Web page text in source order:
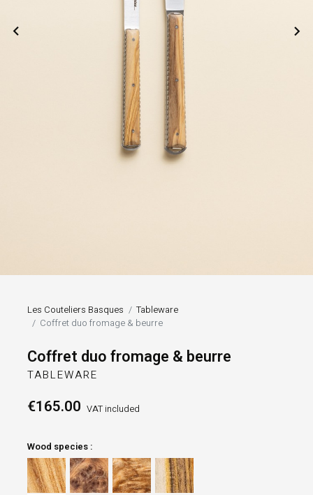
 
Les Couteliers Basques
Tableware
Coffret duo fromage & beurre
Coffret duo fromage & beurre
TABLEWARE
€165.00 VAT included
Wood species :
Olive woodJuniper Birch Pistachio